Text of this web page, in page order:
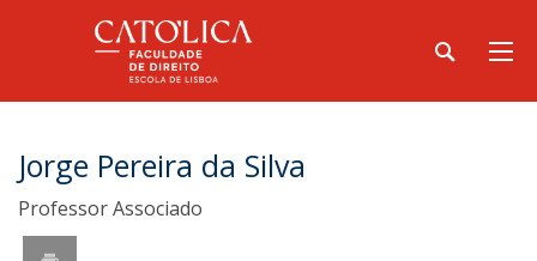
Jorge Pereira da Silva
Professor Associado